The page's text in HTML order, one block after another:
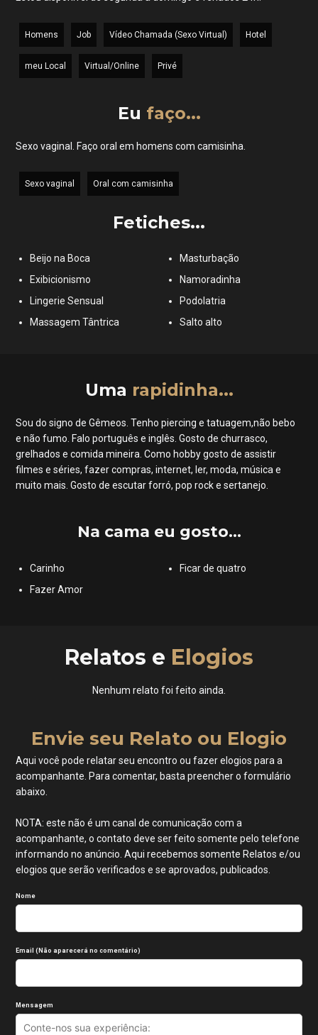
Homens Job Vídeo Chamada (Sexo Virtual) Hotel
meu Local Virtual/Online Privé
Eu faço...
Sexo vaginal. Faço oral em homens com camisinha.
Sexo vaginal Oral com camisinha
Fetiches...
Beijo na Boca
Exibicionismo
Lingerie Sensual
Massagem Tântrica
Masturbação
Namoradinha
Podolatria
Salto alto
Uma rapidinha...
Sou do signo de Gêmeos. Tenho piercing e tatuagem,não bebo
e não fumo. Falo português e inglês. Gosto de churrasco,
grelhados e comida mineira. Como hobby gosto de assistir
filmes e séries, fazer compras, internet, ler, moda, música e
muito mais. Gosto de escutar forró, pop rock e sertanejo.
Na cama eu gosto...
Carinho
Fazer Amor
Ficar de quatro
Relatos e Elogios
Nenhum relato foi feito ainda.
Envie seu Relato ou Elogio
Aqui você pode relatar seu encontro ou fazer elogios para a
acompanhante. Para comentar, basta preencher o formulário
abaixo.
NOTA: este não é um canal de comunicação com a
acompanhante, o contato deve ser feito somente pelo telefone
informando no anúncio. Aqui recebemos somente Relatos e/ou
elogios que serão verificados e se aprovados, publicados.
Nome
Email (Não aparecerá no comentário)
Mensagem